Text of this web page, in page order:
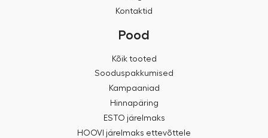
Kontaktid
Pood
Kõik tooted
Sooduspakkumised
Kampaaniad
Hinnapäring
ESTO järelmaks
HOOVI järelmaks ettevõttele